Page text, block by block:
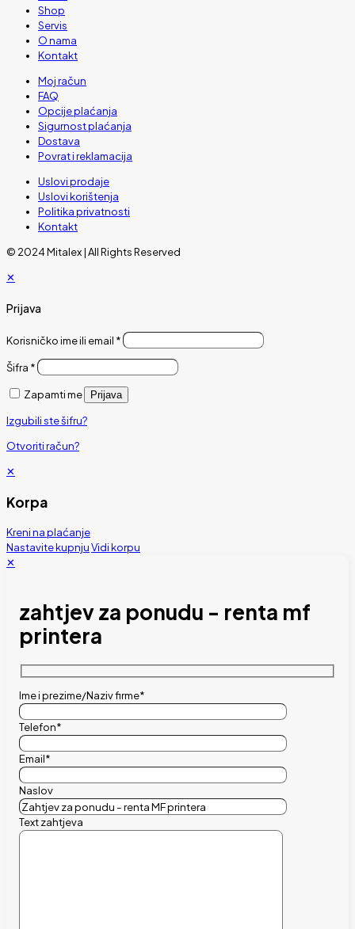
Shop
Servis
O nama
Kontakt
Moj račun
FAQ
Opcije plaćanja
Sigurnost plaćanja
Dostava
Povrat i reklamacija
Uslovi prodaje
Uslovi korištenja
Politika privatnosti
Kontakt
© 2024 Mitalex | All Rights Reserved
✕
Prijava
Korisničko ime ili email *
Šifra *
Zapamti me Prijava
Izgubili ste šifru?
Otvoriti račun?
✕
Korpa
Kreni na plaćanje
Nastavite kupnjuVidi korpu
✕
zahtjev za ponudu - renta mf
printera
Ime i prezime/Naziv firme*
Telefon*
Email*
Naslov
Text zahtjeva